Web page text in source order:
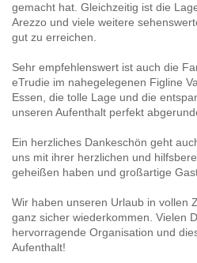
gemacht hat. Gleichzeitig ist die
Arezzo und viele weitere
gut zu erreichen.
Sehr empfehlenswert ist auch die
eTrudie im nahegelegenen Figline
Essen, die tolle Lage und die
unseren Aufenthalt perfekt
Ein herzliches Dankeschön geht
uns mit ihrer herzlichen und
geheißen haben und großartige
Wir haben unseren Urlaub in vollen
ganz sicher wiederkommen. Vielen
hervorragende Organisation und
Aufenthalt!